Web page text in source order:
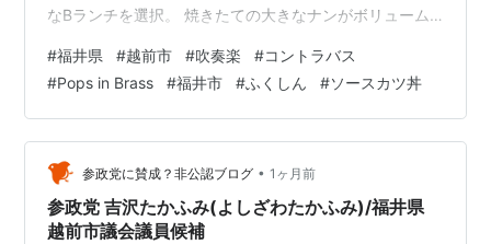
なBランチを選択。 焼きたての大きなナンがボリューム
ドリンクとサラダがつく。今回はラッシーにした。 他
に、ナンの食べ放題メニューもある。 リハーサル練習を
終えて、夜は鯖江市のホテルに宿泊。 ポイントカード作
ってしまった。 6月7日(日) 越前市文化センターで行われ
たPops in BRASSにコントラバスとして出演して、雰囲
気楽しん…
#福井県 #越前市 #吹奏楽 #コントラバス
#Pops in Brass #福井市 #ふくしん #ソースカツ丼
参政党に賛成？非公認ブログ • 1ヶ月前
参政党 吉沢たかふみ(よしざわたかふみ)/福井県
越前市議会議員候補